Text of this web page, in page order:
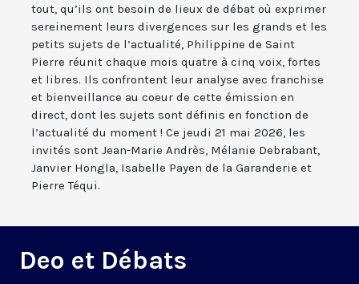
tout, qu’ils ont besoin de lieux de débat où exprimer
sereinement leurs divergences sur les grands et les
petits sujets de l’actualité, Philippine de Saint
Pierre réunit chaque mois quatre à cinq voix, fortes
et libres. Ils confrontent leur analyse avec franchise
et bienveillance au coeur de cette émission en
direct, dont les sujets sont définis en fonction de
l’actualité du moment ! Ce jeudi 21 mai 2026, les
invités sont Jean-Marie Andrès, Mélanie Debrabant,
Janvier Hongla, Isabelle Payen de la Garanderie et
Pierre Téqui.
Deo et Débats